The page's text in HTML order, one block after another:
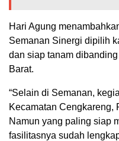
Hari Agung
Semanan Sinergi dipilih
dan siap tanam
Barat.
“Selain di Semanan,
Kecamatan Cengkareng,
Namun yang paling siap
fasilitasnya sudah